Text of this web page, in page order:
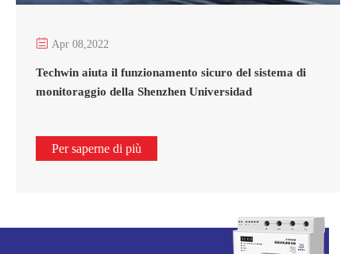
 Apr 08,2022
Techwin aiuta il funzionamento sicuro del sistema di
monitoraggio della Shenzhen Universidad
Per saperne di più